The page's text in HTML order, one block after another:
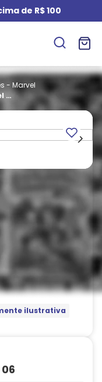
de R$ 100
- Marvel
-
ilustrativa